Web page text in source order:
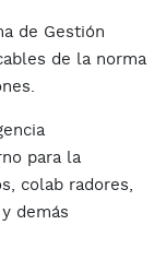
de Gestión
de la norma
para la
colab radores,
demás